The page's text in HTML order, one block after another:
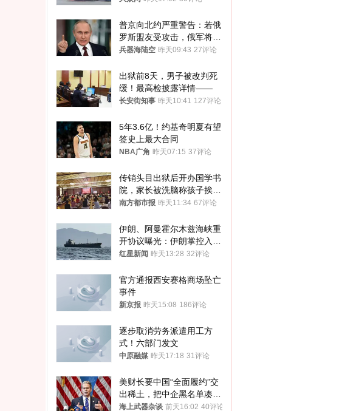
普京向北约严重警告：若俄
罗斯盟友受攻击，俄军将动
用核武器保护
兵器海陆空 昨天09:43 27评论
出狱前8天，男子被改判死
缓！最高检披露详情——
长安街知事 昨天10:41 127评论
5年3.6亿！约基奇明夏有望
签史上最大合同
NBA广角 昨天07:15 37评论
传销头目出狱后开办国学书
院，家长被洗脑称孩子挨打
才有效果
南方都市报 昨天11:34 67评论
伊朗、阿曼霍尔木兹海峡重
开协议曝光：伊朗掌控入湾
航道，与阿曼平分“服务费”
红星新闻 昨天13:28 32评论
官方通报西安赛格商场坠亡
事件
新京报 昨天15:08 186评论
逐步取消劳务派遣用工方
式！六部门发文
中原融媒 昨天17:18 31评论
美财长要中国“全面履约”交
出稀土，把中企黑名单凑到
187家，中方做最坏打算
海上武器杂谈 前天16:02 40评论